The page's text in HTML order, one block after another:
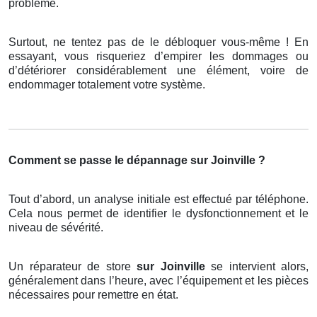
problème.
Surtout, ne tentez pas de le débloquer vous-même ! En
essayant, vous risqueriez d’empirer les dommages ou
d’détériorer considérablement une élément, voire de
endommager totalement votre système.
Comment se passe le dépannage sur Joinville ?
Tout d’abord, un analyse initiale est effectué par téléphone.
Cela nous permet de identifier le dysfonctionnement et le
niveau de sévérité.
Un réparateur de store sur Joinville se intervient alors,
généralement dans l’heure, avec l’équipement et les pièces
nécessaires pour remettre en état.